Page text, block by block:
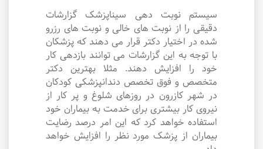
سیستم نوبت دهی سیناپزشک گزارشات
دقیقی را از نوبت های خالی و نوبت های رزرو
شده در اختیار دکتر قرار می دهند که پزشکان
با توجه به این گزارشات می توانند بازدهی کار
خود را افزایش دهند. مثلا بهترین دکتر
متخصص و فوق تخصص دندانپزشکی کودکان
در شهر کازرون در روزهای شلوغ و پر کار از
نیروی کار بیشتری برای خدمت به بیماران خود
استفاده خواهد کرد که این امر درصد رضایت
بیماران از پزشک مورد نظر را افزایش خواهد